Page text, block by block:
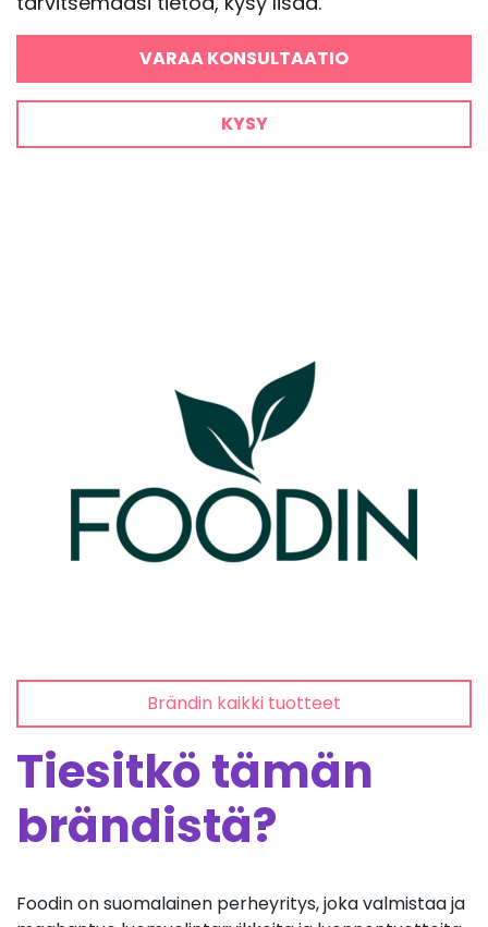
VARAA KONSULTAATIO
KYSY
Brändin kaikki tuotteet
Tiesitkö tämän
brändistä?
Foodin on suomalainen perheyritys, joka valmistaa ja